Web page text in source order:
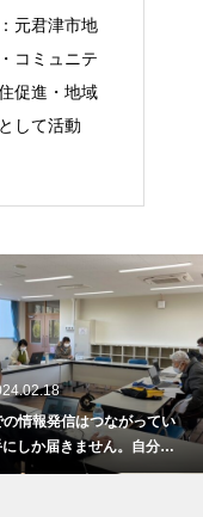
元君津市地
コミュニテ
促進・地域
して活動
の情報発信はつながってい
しか届きません。自分達
知らない人に伝えるには